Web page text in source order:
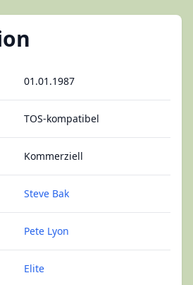
01.01.1987
TOS-kompatibel
Kommerziell
Steve Bak
Pete Lyon
Elite